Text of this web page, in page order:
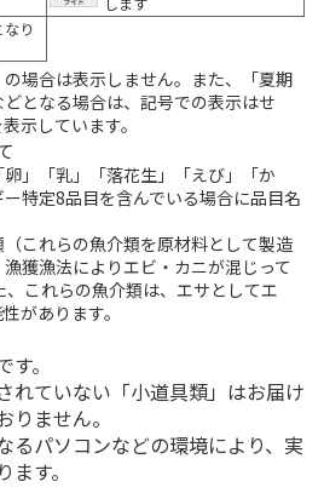
り
場合は表示しません。また、「夏期
となる場合は、記号での表示はせ
示しています。
」「乳」「落花生」「えび」「か
特定8品目を含んでいる場合に品目名
これらの魚介類を原材料として製造
獲漁法によりエビ・カニが混じって
これらの魚介類は、エサとしてエ
があります。
。
れていない「小道具類」はお届け
ません。
るパソコンなどの環境により、実
す。